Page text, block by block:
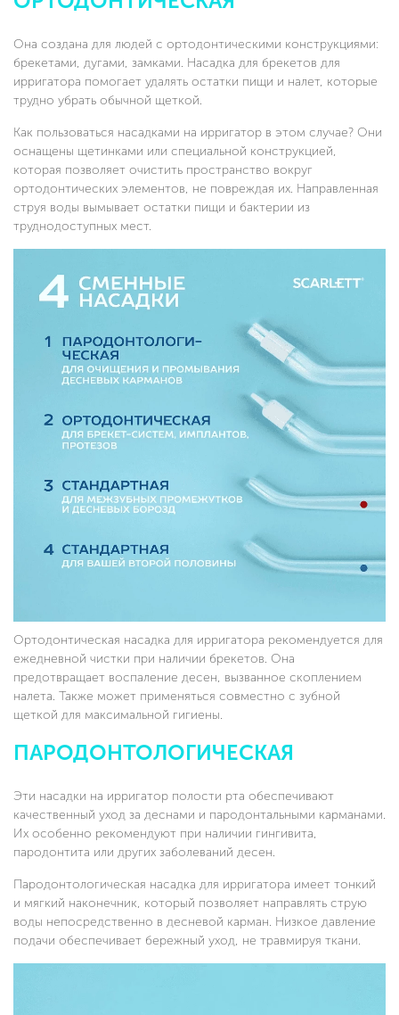
Она создана для людей с ортодонтическими конструкциями:
брекетами, дугами, замками. Насадка для брекетов для
ирригатора помогает удалять остатки пищи и налет, которые
трудно убрать обычной щеткой.
Как пользоваться насадками на ирригатор в этом случае? Они
оснащены щетинками или специальной конструкцией,
которая позволяет очистить пространство вокруг
ортодонтических элементов, не повреждая их. Направленная
струя воды вымывает остатки пищи и бактерии из
труднодоступных мест.
Ортодонтическая насадка для ирригатора рекомендуется для
ежедневной чистки при наличии брекетов. Она
предотвращает воспаление десен, вызванное скоплением
налета. Также может применяться совместно с зубной
щеткой для максимальной гигиены.
ПАРОДОНТОЛОГИЧЕСКАЯ
Эти насадки на ирригатор полости рта обеспечивают
качественный уход за деснами и пародонтальными карманами.
Их особенно рекомендуют при наличии гингивита,
пародонтита или других заболеваний десен.
Пародонтологическая насадка для ирригатора имеет тонкий
и мягкий наконечник, который позволяет направлять струю
воды непосредственно в десневой карман. Низкое давление
подачи обеспечивает бережный уход, не травмируя ткани.